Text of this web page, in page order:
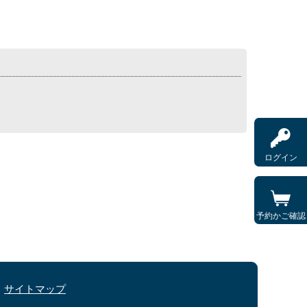
ログイン
予約かご確認
サイトマップ